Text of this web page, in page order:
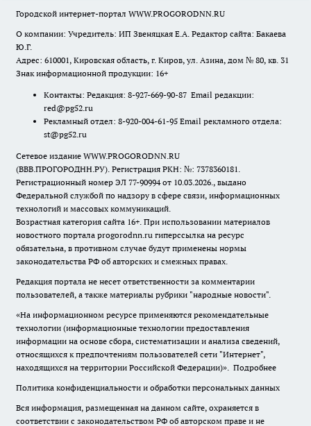
Городской интернет-портал WWW.PROGORODNN.RU
О компании: Учредитель: ИП Звеняцкая Е.А. Редактор сайта: Бакаева
Ю.Г.
Адрес: 610001, Кировская область, г. Киров, ул. Азина, дом № 80, кв. 31
Знак информационной продукции: 16+
Контакты: Редакция: 8-927-669-90-87 Email редакции:
red@pg52.ru
Рекламный отдел: 8-920-004-61-95 Email рекламного отдела:
st@pg52.ru
Сетевое издание WWW.PROGORODNN.RU
(ВВВ.ПРОГОРОДНН.РУ). Регистрация РКН: №: 7378360181.
Регистрационный номер ЭЛ 77-90994 от 10.03.2026., выдано
Федеральной службой по надзору в сфере связи, информационных
технологий и массовых коммуникаций.
Возрастная категория сайта 16+. При использовании материалов
новостного портала progorodnn.ru гиперссылка на ресурс
обязательна, в противном случае будут применены нормы
законодательства РФ об авторских и смежных правах.
Редакция портала не несет ответственности за комментарии
пользователей, а также материалы рубрики "народные новости".
«На информационном ресурсе применяются рекомендательные
технологии (информационные технологии предоставления
информации на основе сбора, систематизации и анализа сведений,
относящихся к предпочтениям пользователей сети "Интернет",
находящихся на территории Российской Федерации)». Подробнее
Политика конфиденциальности и обработки персональных данных
Вся информация, размещенная на данном сайте, охраняется в
соответствии с законодательством РФ об авторском праве и не